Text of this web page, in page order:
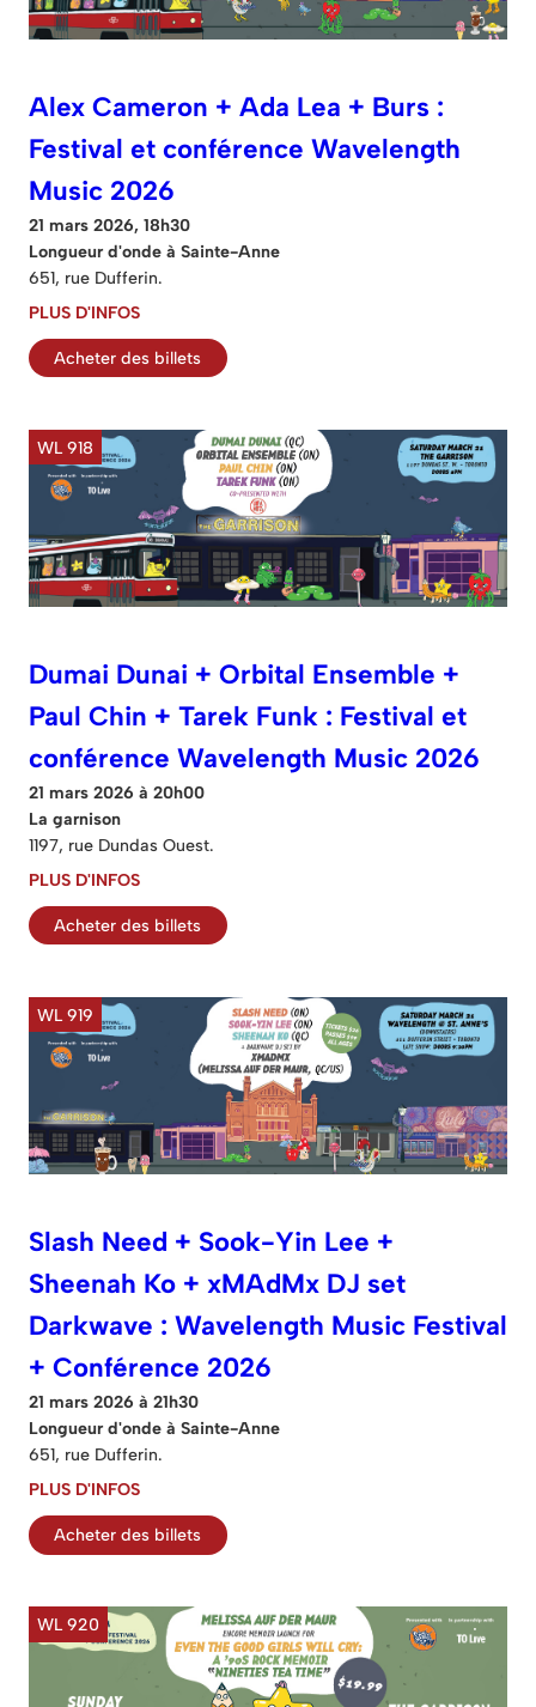
Alex Cameron + Ada Lea + Burs :
Festival et conférence Wavelength
Music 2026
21 mars 2026, 18h30
Longueur d'onde à Sainte-Anne
651, rue Dufferin.
PLUS D'INFOS
Acheter des billets
WL 918
Dumai Dunai + Orbital Ensemble +
Paul Chin + Tarek Funk : Festival et
conférence Wavelength Music 2026
21 mars 2026 à 20h00
La garnison
1197, rue Dundas Ouest.
PLUS D'INFOS
Acheter des billets
WL 919
Slash Need + Sook-Yin Lee +
Sheenah Ko + xMAdMx DJ set
Darkwave : Wavelength Music Festival
+ Conférence 2026
21 mars 2026 à 21h30
Longueur d'onde à Sainte-Anne
651, rue Dufferin.
PLUS D'INFOS
Acheter des billets
WL 920